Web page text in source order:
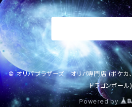
© オリパ ブラザーズ オリパ専門店 (ポケカ、
ドラゴンボール)
Powered by